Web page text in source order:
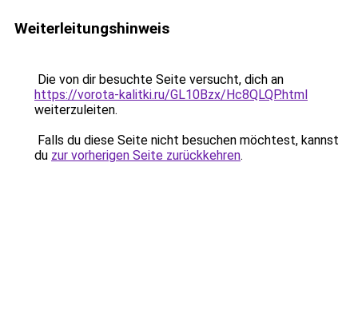
Weiterleitungshinweis
Die von dir besuchte Seite versucht, dich an
https://vorota-kalitki.ru/GL10Bzx/Hc8QLQP.html
weiterzuleiten.
Falls du diese Seite nicht besuchen möchtest, kannst
du zur vorherigen Seite zurückkehren.